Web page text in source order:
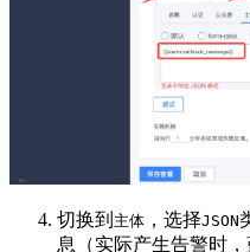
切换到 主体 ，选择JSON
息（实际产生告警时